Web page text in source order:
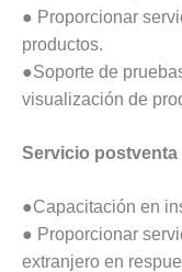
● Proporcionar
productos.
●Soporte de
visualización de
Servicio postventa
●Capacitación en
● Proporcionar
extranjero en